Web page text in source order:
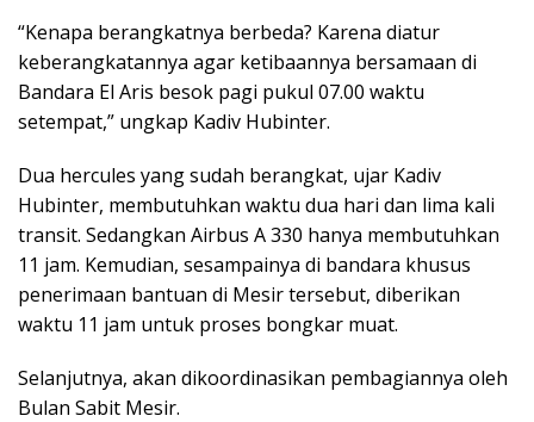
“Kenapa berangkatnya berbeda? Karena diatur
keberangkatannya agar ketibaannya bersamaan di
Bandara El Aris besok pagi pukul 07.00 waktu
setempat,” ungkap Kadiv Hubinter.
Dua hercules yang sudah berangkat, ujar Kadiv
Hubinter, membutuhkan waktu dua hari dan lima kali
transit. Sedangkan Airbus A 330 hanya membutuhkan
11 jam. Kemudian, sesampainya di bandara khusus
penerimaan bantuan di Mesir tersebut, diberikan
waktu 11 jam untuk proses bongkar muat.
Selanjutnya, akan dikoordinasikan pembagiannya oleh
Bulan Sabit Mesir.